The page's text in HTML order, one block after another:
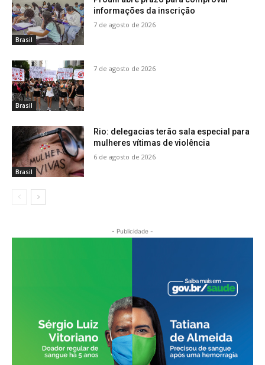
Brasil
informações da inscrição
7 de agosto de 2026
Brasil
7 de agosto de 2026
Brasil
Rio: delegacias terão sala especial para
mulheres vítimas de violência
6 de agosto de 2026
- Publicidade -